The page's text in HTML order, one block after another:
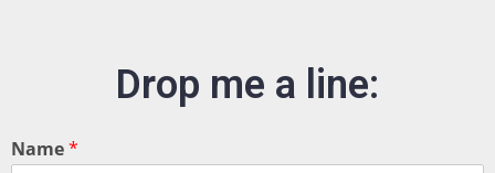
Drop me a line:
Name*